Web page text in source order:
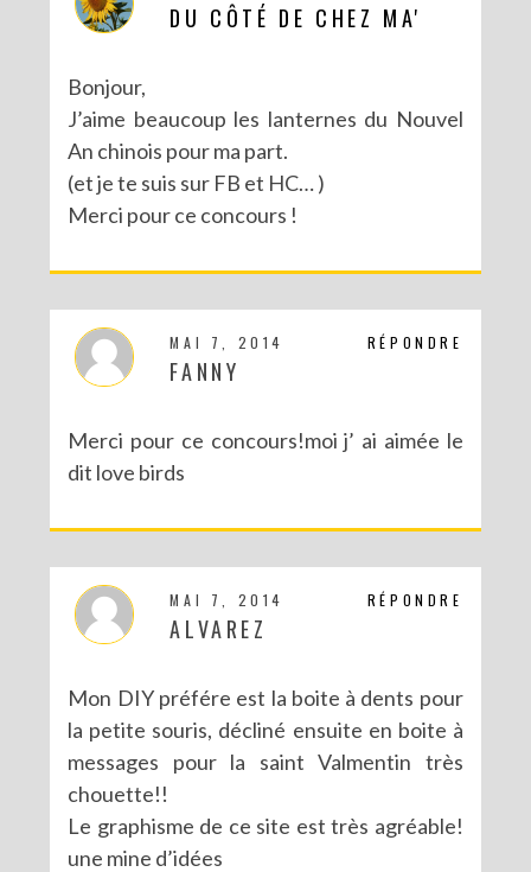
DU CÔTÉ DE CHEZ MA'
Bonjour,
J’aime beaucoup les lanternes du Nouvel
An chinois pour ma part.
(et je te suis sur FB et HC… )
Merci pour ce concours !
RÉPONDRE
MAI 7, 2014
FANNY
Merci pour ce concours!moi j’ ai aimée le
dit love birds
RÉPONDRE
MAI 7, 2014
ALVAREZ
Mon DIY préfére est la boite à dents pour
la petite souris, décliné ensuite en boite à
messages pour la saint Valmentin très
chouette!!
Le graphisme de ce site est très agréable!
une mine d’idées